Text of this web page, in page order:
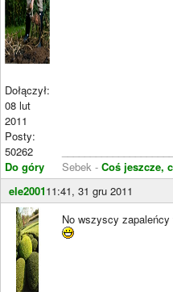
Dołączył:
08 lut
2011
Posty:
50262
Do góry
Sebek - Coś jeszcze,
ele200111:41, 31 gru 2011
No wszyscy